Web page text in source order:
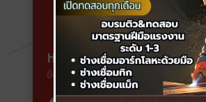
หลักสูตร การเชื่อมแม็ก &
ข้อมูลแนะนำคณะเบื้องต้นใส่เป็นรายละเอีย